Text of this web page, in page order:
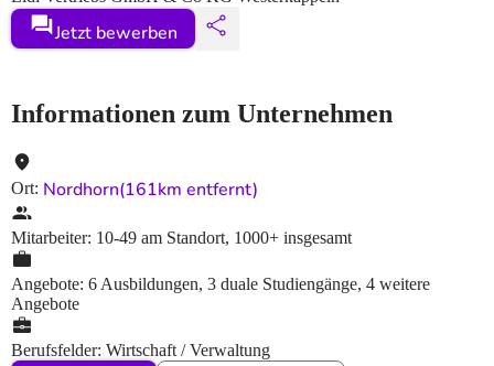
Jetzt bewerben
Informationen zum Unternehmen
Ort: Nordhorn(161km entfernt)
Mitarbeiter: 10-49 am Standort, 1000+ insgesamt
Angebote: 6 Ausbildungen, 3 duale Studiengänge, 4 weitere
Angebote
Berufsfelder: Wirtschaft / Verwaltung